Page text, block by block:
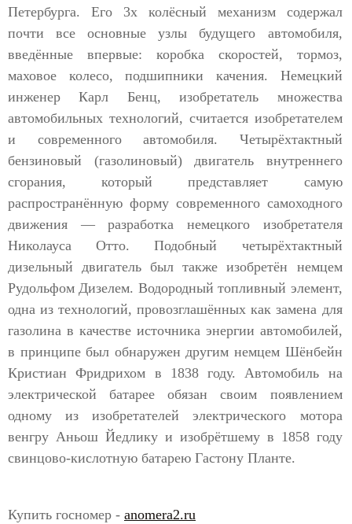
Петербурга. Его 3х колёсный механизм содержал
почти все основные узлы будущего автомобиля,
введённые впервые: коробка скоростей, тормоз,
маховое колесо, подшипники качения. Немецкий
инженер Карл Бенц, изобретатель множества
автомобильных технологий, считается изобретателем
и современного автомобиля. Четырёхтактный
бензиновый (газолиновый) двигатель внутреннего
сгорания, который представляет самую
распространённую форму современного самоходного
движения — разработка немецкого изобретателя
Николауса Отто. Подобный четырёхтактный
дизельный двигатель был также изобретён немцем
Рудольфом Дизелем. Водородный топливный элемент,
одна из технологий, провозглашённых как замена для
газолина в качестве источника энергии автомобилей,
в принципе был обнаружен другим немцем Шёнбейн
Кристиан Фридрихом в 1838 году. Автомобиль на
электрической батарее обязан своим появлением
одному из изобретателей электрического мотора
венгру Аньош Йедлику и изобрётшему в 1858 году
свинцово-кислотную батарею Гастону Планте.
Купить госномер - anomera2.ru